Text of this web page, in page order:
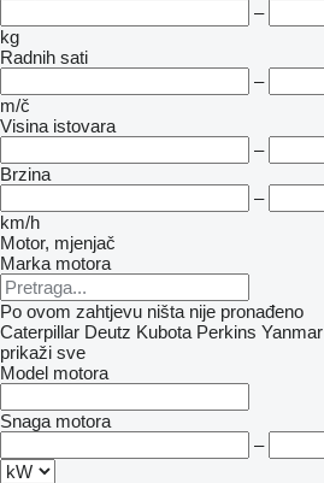
–
kg
Radnih sati
–
m/č
Visina istovara
–
Brzina
–
km/h
Motor, mjenjač
Marka motora
Po ovom zahtjevu ništa nije pronađeno
Caterpillar Deutz Kubota Perkins Yanmar
prikaži sve
Model motora
Snaga motora
–